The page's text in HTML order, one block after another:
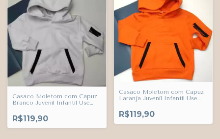
Casaco Moletom com Capuz
Branco Juvenil Infantil Use
R$119,90
Casaco Moletom com Capuz
Laranja Juvenil Infantil Use
R$119,90